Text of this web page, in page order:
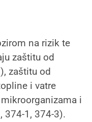
na rizik te
zaštitu od
zaštitu od
i vatre
i
374-1, 374-3).